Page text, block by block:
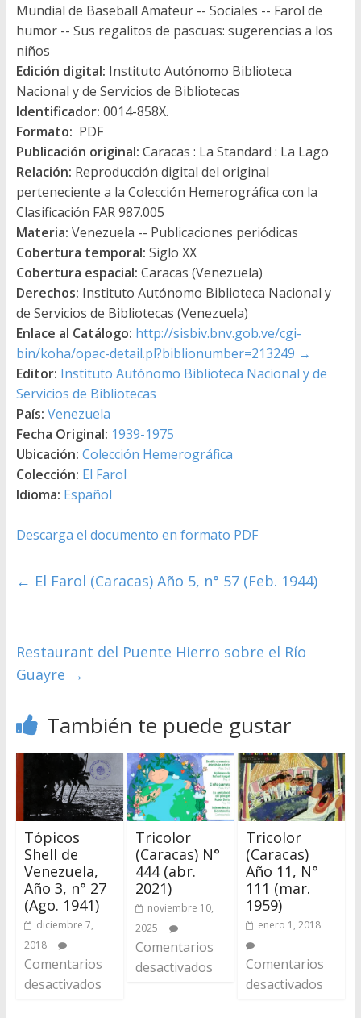
Mundial de Baseball Amateur -- Sociales -- Farol de
humor -- Sus regalitos de pascuas: sugerencias a los
niños
Edición digital: Instituto Autónomo Biblioteca
Nacional y de Servicios de Bibliotecas
Identificador: 0014-858X.
Formato: PDF
Publicación original: Caracas : La Standard : La Lago
Relación: Reproducción digital del original
perteneciente a la Colección Hemerográfica con la
Clasificación FAR 987.005
Materia: Venezuela -- Publicaciones periódicas
Cobertura temporal: Siglo XX
Cobertura espacial: Caracas (Venezuela)
Derechos: Instituto Autónomo Biblioteca Nacional y
de Servicios de Bibliotecas (Venezuela)
Enlace al Catálogo: http://sisbiv.bnv.gob.ve/cgi-
bin/koha/opac-detail.pl?biblionumber=213249 →
Editor: Instituto Autónomo Biblioteca Nacional y de
Servicios de Bibliotecas
País: Venezuela
Fecha Original: 1939-1975
Ubicación: Colección Hemerográfica
Colección: El Farol
Idioma: Español
Descarga el documento en formato PDF
← El Farol (Caracas) Año 5, n° 57 (Feb. 1944)
Restaurant del Puente Hierro sobre el Río
Guayre →
También te puede gustar
Tópicos
Shell de
Venezuela,
Año 3, n° 27
(Ago. 1941)
diciembre 7,
2018
Comentarios
desactivados
Tricolor
(Caracas) N°
444 (abr.
2021)
noviembre 10,
2025
Comentarios
desactivados
Tricolor
(Caracas)
Año 11, N°
111 (mar.
1959)
enero 1, 2018
Comentarios
desactivados